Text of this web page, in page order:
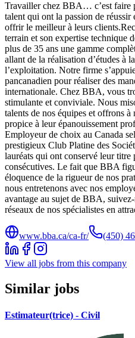
Travailler chez BBA… c’est faire
talent qui ont la passion de réussir
offrir le meilleur à leurs
terrain et son expertise technique
plus de 35 ans une gamme
allant de la réalisation d’études à
l’exploitation. Notre firme
pancanadien pour réaliser des
internationale. Chez BBA, vous
stimulante et conviviale. Nous
talents de nos équipes et offrons
propice à leur épanouissement
Employeur de choix au Canada
prestigieux Club Platine des
lauréats qui ont conservé leur titre
consécutives. Le fait que BBA
éloquence de la rigueur de nos
nous entretenons avec nos
avantage au sujet de BBA,
réseaux de nos spécialistes en
www.bba.ca/ca-fr/ (450)
View all jobs from this company
Similar jobs
Estimateur(trice) - Civil